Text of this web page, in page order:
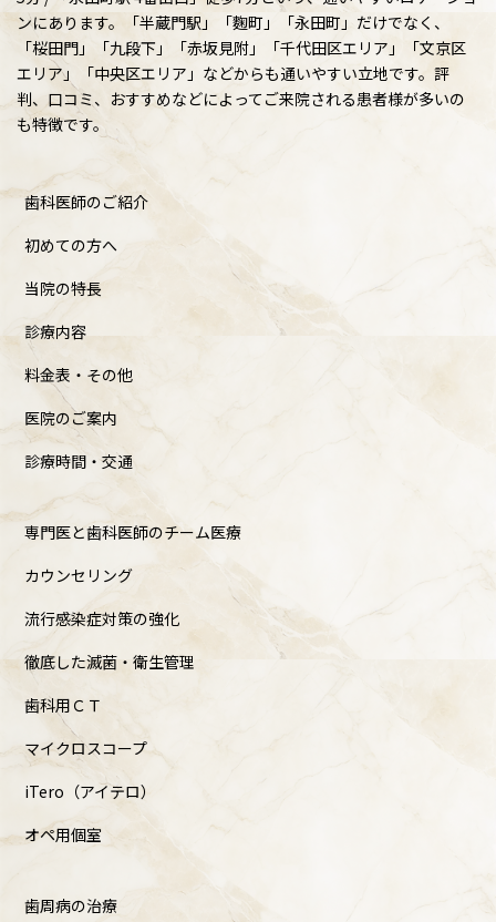
ンにあります。「半蔵門駅」「麴町」「永田町」だけでなく、
「桜田門」「九段下」「赤坂見附」「千代田区エリア」「文京区
エリア」「中央区エリア」などからも通いやすい立地です。評
判、口コミ、おすすめなどによってご来院される患者様が多いの
も特徴です。
歯科医師のご紹介
初めての方へ
当院の特長
診療内容
料金表・その他
医院のご案内
診療時間・交通
専門医と歯科医師のチーム医療
カウンセリング
流行感染症対策の強化
徹底した滅菌・衛生管理
歯科用ＣＴ
マイクロスコープ
iTero（アイテロ）
オペ用個室
歯周病の治療